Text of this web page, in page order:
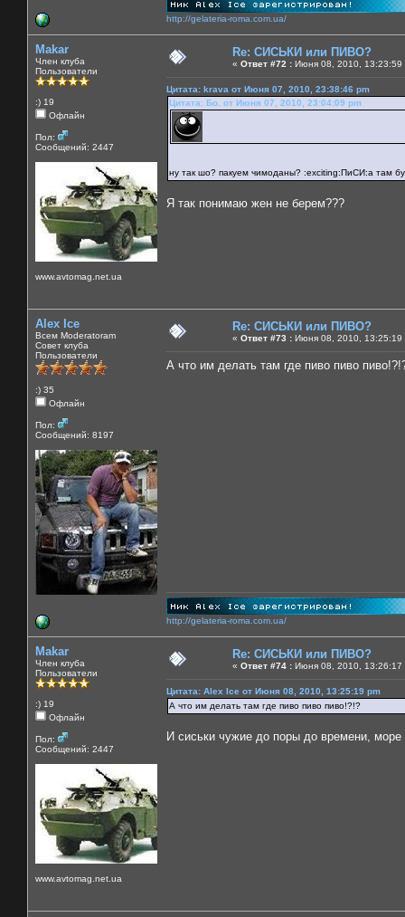
http://gelateria-roma.com.ua/
Makar
Член клуба
Пользователи
:) 19
Офлайн
Пол:
Сообщений: 2447
www.avtomag.net.ua
Re: СИСЬКИ или ПИВО?
« Ответ #72 : Июня 08, 2010, 13:23:59
Цитата: krava от Июня 07, 2010, 23:38:46 pm
Цитата: Бо. от Июня 07, 2010, 23:04:09 pm
ну так шо? пакуем чимоданы? :exciting:ПиСИ:а там
Я так понимаю жен не берем???
Alex Ice
Всем Moderatoram
Совет клуба
Пользователи
:) 35
Офлайн
Пол:
Сообщений: 8197
Re: СИСЬКИ или ПИВО?
« Ответ #73 : Июня 08, 2010, 13:25:19
А что им делать там где пиво пиво
http://gelateria-roma.com.ua/
Makar
Член клуба
Пользователи
:) 19
Офлайн
Пол:
Сообщений: 2447
www.avtomag.net.ua
Re: СИСЬКИ или ПИВО?
« Ответ #74 : Июня 08, 2010, 13:26:17
Цитата: Alex Ice от Июня 08, 2010, 13:25:19 pm
А что им делать там где пиво пиво пиво!?!?
И сиськи чужие до поры до времени, море